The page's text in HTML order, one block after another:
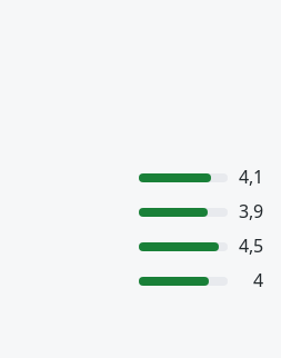
4,1
3,9
4,5
4